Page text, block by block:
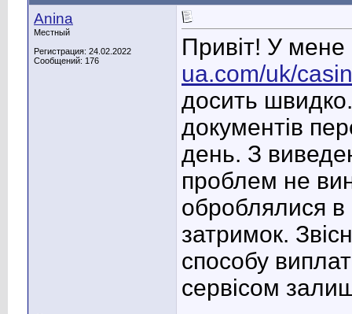
Anina
Местный
Регистрация: 24.02.2022
Сообщений: 176
Привіт! У
ua.com/uk/
досить
документів
день. З
проблем не
оброблялися в
затримок.
способу
сервісом